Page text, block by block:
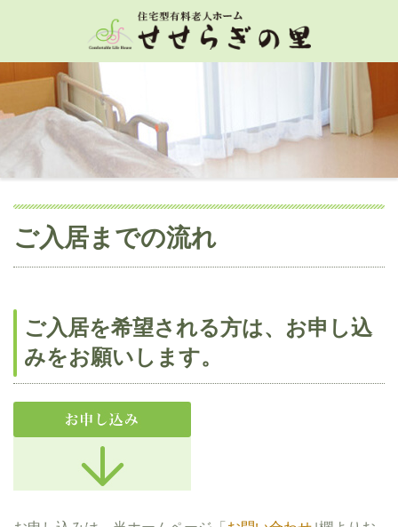
ご入居までの流れ
ご入居を希望される方は、お申し込
みをお願いします。